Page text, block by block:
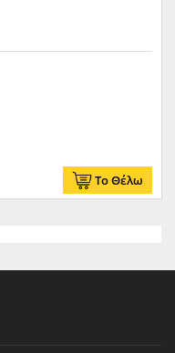
Το Θέλω